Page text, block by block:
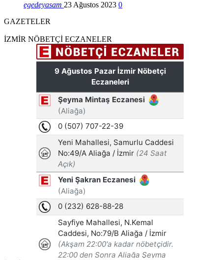
egedeyasam 23 Ağustos 2023 0
GAZETELER
İZMİR NÖBETÇİ ECZANELER